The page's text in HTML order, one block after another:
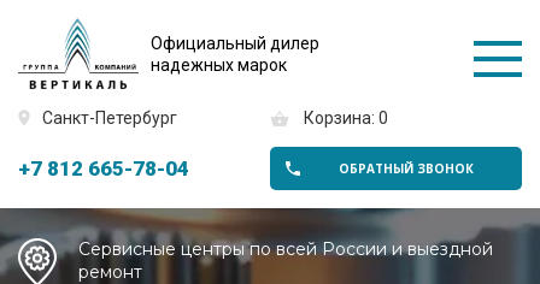
Официальный дилер
надежных марок
Санкт-Петербург Корзина: 0
+7 812 665-78-04 ОБРАТНЫЙ ЗВОНОК
Сервисные центры по всей России и выездной
ремонт